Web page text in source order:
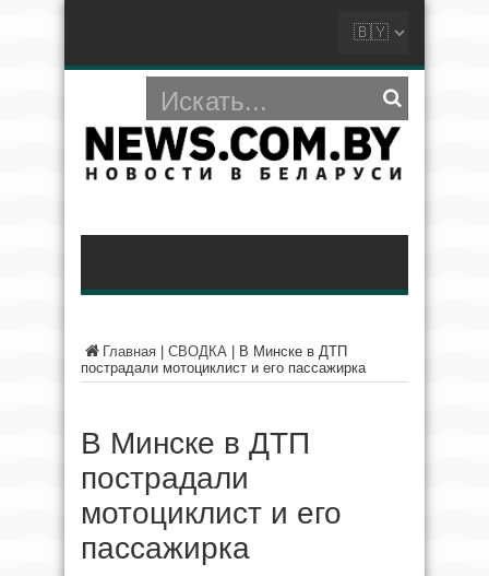
Главная СВОДКА
В Минске в ДТП
пострадали мотоциклист и его пассажирка
В Минске в ДТП
пострадали
мотоциклист и его
пассажирка